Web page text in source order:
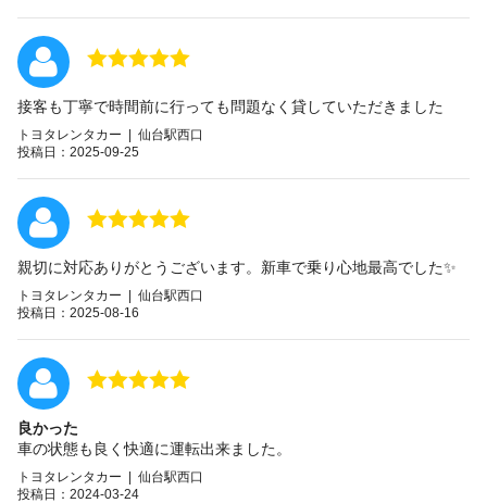
接客も丁寧で時間前に行っても問題なく貸していただきました
トヨタレンタカー | 仙台駅西口
投稿日：2025-09-25
親切に対応ありがとうございます。新車で乗り心地最高でした✨
トヨタレンタカー | 仙台駅西口
投稿日：2025-08-16
良かった
車の状態も良く快適に運転出来ました。
トヨタレンタカー | 仙台駅西口
投稿日：2024-03-24